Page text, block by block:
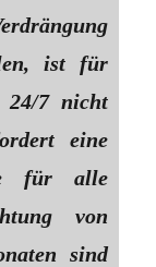
ist für
7 nicht
eine
für alle
von
sind